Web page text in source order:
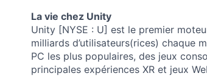
La vie chez Unity
Unity [NYSE : U] est le premier
milliards d’utilisateurs(rices) chaque
PC les plus populaires, des jeux
principales expériences XR et jeux